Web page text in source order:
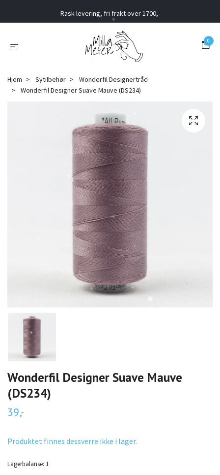
Rask levering, fri frakt over 1700,-
0
Hjem Sytilbehør
Wonderfil Designertråd
Wonderfil Designer Suave Mauve (DS234)
Wonderfil Designer Suave Mauve
(DS234)
39,-
Produktet finnes dessverre ikke i lager.
Lagerbalanse: 1